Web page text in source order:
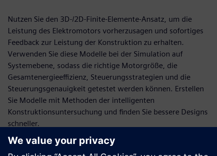
Nutzen Sie den 3D-/2D-Finite-Elemente-Ansatz, um die
Leistung des Elektromotors vorherzusagen und sofortiges
Feedback zur Leistung der Konstruktion zu erhalten.
Verwenden Sie diese Modelle bei der Simulation auf
Systemebene, sodass die richtige Motorgröße, die
Gesamtenergieeffizienz, Steuerungsstrategien und die
Steuerungsgenauigkeit getestet werden können. Erstellen
Sie Modelle mit Methoden der intelligenten
Konstruktionsuntersuchung und finden Sie bessere Designs
schneller.
Wir erörtern in diesem Webinar die Vorteile der
Verwendung der Finite-Elemente-Simulation für die